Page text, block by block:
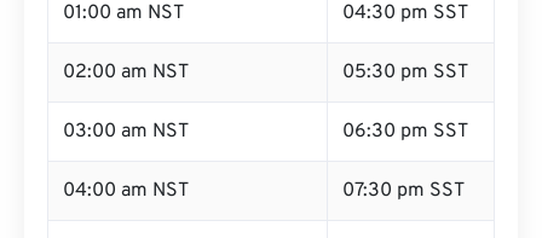
01:00 am NST 04:30 pm SST
02:00 am NST 05:30 pm SST
03:00 am NST 06:30 pm SST
04:00 am NST 07:30 pm SST